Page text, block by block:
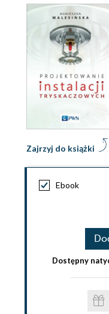
Zajrzyj do książki
Ebook
Dostępny